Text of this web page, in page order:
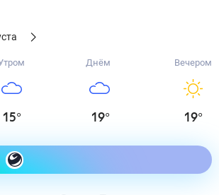
15°
Днём
19°
Вечером
19°
Как одеться сегодня